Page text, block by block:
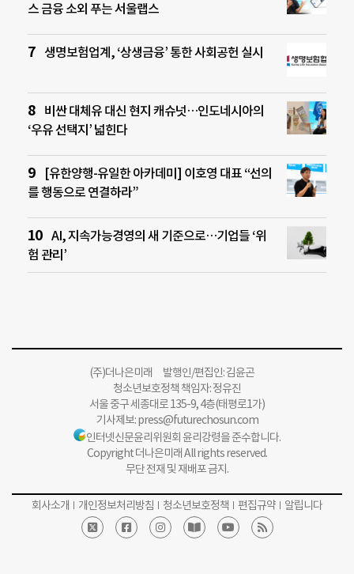
스 금융 소외 푸는 서울랩스
생명보험업계, ‘상생금융’ 통한 사회공헌 실시
비싼 대체유 대신 현지 캐슈넛…인도네시아의
‘우유 선택지’ 넓힌다
[유한양행-유일한 아카데미] 이호영 대표 “선의
를 행동으로 연결하라”
AI, 지속가능경영의 새 기준으로…기업들 ‘위
험 관리’
(주)더나은미래 발행인/편집인: 김윤곤
청소년보호정책 책임자: 정유진
서울 중구 세종대로 135-9, 4층(태평로1가)
기사제보:press@futurechosun.com
인터넷신문윤리위원회 윤리강령을 준수합니다.
Copyright 더나은미래 All rights reserved.
무단 전재 및 재배포 금지.
회사소개 개인정보처리방침 청소년보호정책 편집규약 알립니다